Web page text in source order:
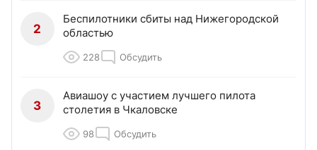
2
Беспилотники сбиты над Нижегородской
областью
228 Обсудить
3
Авиашоу с участием лучшего пилота
столетия в Чкаловске
98 Обсудить